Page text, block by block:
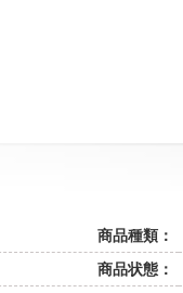
商品種類：
商品状態：